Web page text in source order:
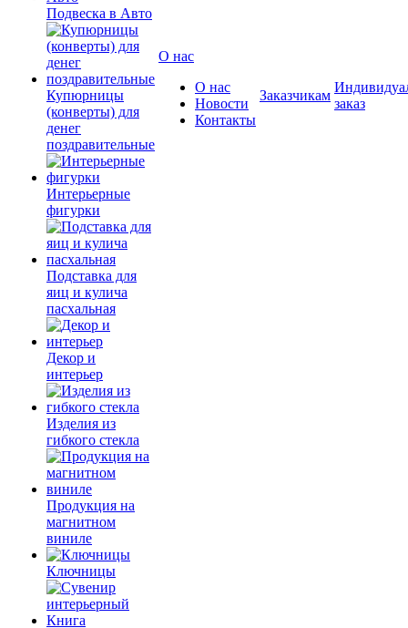
Подвеска в Авто
Купюрницы
(конверты) для
денег
поздравительные
Интерьерные
фигурки
Подставка для
яиц и кулича
пасхальная
Декор и
интерьер
Изделия из
гибкого стекла
Продукция на
магнитном
виниле
Ключницы
О нас
О нас
Новости
Контакты
Заказчикам
заказ